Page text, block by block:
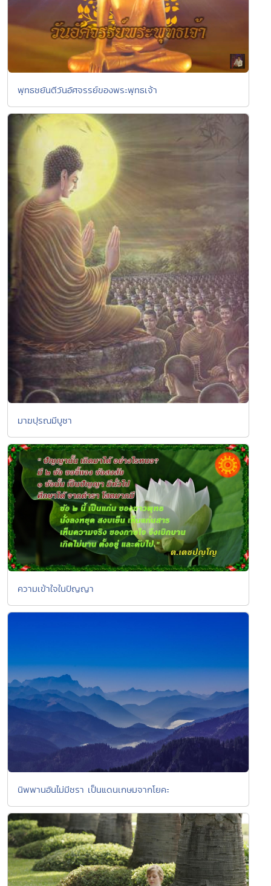
พุทธชยันตีวันอัศจรรย์ของพระพุทธเจ้า
มาฆปุรณมีบูชา
ความเข้าใจในปัญญา
นิพพานอันไม่มีชรา เป็นแดนเกษมจากโยคะ